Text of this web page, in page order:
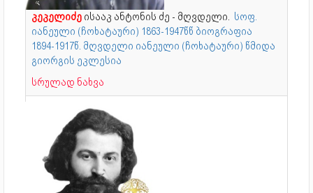
კეკელიძე ისააკ ანტონის ძე - მღვდელი.
სოფ.
იანეული (ჩოხატაური) 1863-1947წწ ბიოგრაფია
1894-1917წ. მღვდელი იანეული (ჩოხატაური) წმიდა
გიორგის ეკლესია
სრულად ნახვა